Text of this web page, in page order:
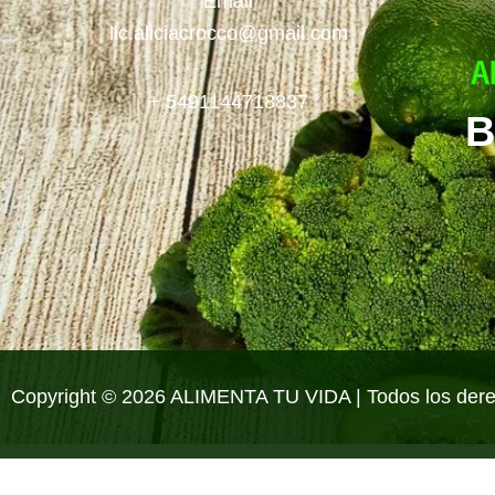
lic.aliciacrocco@gmail.com
+ 5491144718837
Copyright © 2026 ALIMENTA TU VIDA | Todos los